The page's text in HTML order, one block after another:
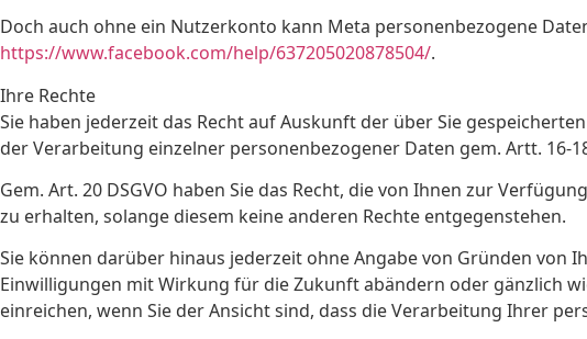
Doch auch ohne ein Nutzerkonto kann Meta personenbezogene
https://www.facebook.com/help/637205020878504/.
Ihre Rechte
Sie haben jederzeit das Recht auf Auskunft der über Sie
der Verarbeitung einzelner personenbezogener Daten gem. Artt. 16-
Gem. Art. 20 DSGVO haben Sie das Recht, die von Ihnen zur
zu erhalten, solange diesem keine anderen Rechte entgegenstehen.
Sie können darüber hinaus jederzeit ohne Angabe von Gründen von
Einwilligungen mit Wirkung für die Zukunft abändern oder gänzlich
einreichen, wenn Sie der Ansicht sind, dass die Verarbeitung Ihrer